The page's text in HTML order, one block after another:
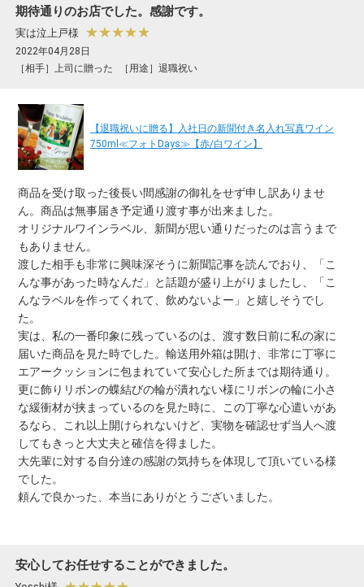
期待通りのお店でした。感謝です。
実は泣上戸様 ★★★★★
2022年04月28日
［相手］上司に贈った
［用途］退職祝い
【退職祝いに贈る】入社日の新聞付き名入れ写真ワイン
750ml≪フォトDays≫【赤/白ワイン】
商品を受け取った後長い間感謝の御礼をせず申し訳ありませ
ん。商品は無事届き予定通り渡す事が出来ました。
オリジナルワインラベル、新聞が思い通りだったのは言うまで
もありません。
渡した相手も非常に興味深そうに新聞記事を読んでおり、「こ
んな事があった時なんだ」と話題が盛り上がりましたし、「こ
んなラベルを作ってくれて、飲めないよー」と嬉しそうでし
た。
実は、私の一番印象に残っているのは、渡す数日前に私の家に
届いた商品を見た時でした。輸送用外箱は開け、非常に丁寧に
エアークッションに包まれていて安心した所までは期待通り。
更に飾りリボンの蝶結びの輪が潰れない様にリボンの輪に小さ
な緩衝材が挟まっているのを見た時に、この丁寧な心遣いがあ
るなら、これ以上開けられないけど、実物を確認せず当人へ渡
してもきっと大丈夫と確信を得ました。
大先輩に対する自分達の感謝の気持ちを体現して頂いている様
でした。
頼んで良かった、本当にありがとうございました。
安心してお任せすることができました。